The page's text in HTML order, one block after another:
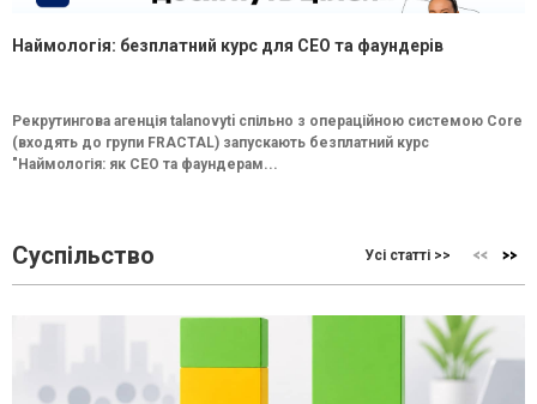
Наймологія: безплатний курс для CEO та фаундерів
Рекрутингова агенція talanovyti спільно з операційною системою Core
(входять до групи FRACTAL) запускають безплатний курс
"Наймологія: як СEO та фаундерам...
Суспільство Усі статті >>